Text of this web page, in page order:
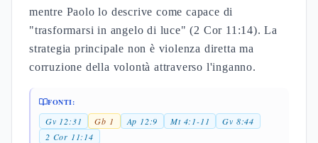
mentre Paolo lo descrive come capace di
"trasformarsi in angelo di luce" (2 Cor 11:14). La
strategia principale non è violenza diretta ma
corruzione della volontà attraverso l'inganno.
FONTI:
Gv 12:31 Gb 1 Ap 12:9 Mt 4:1-11
Gv 8:44
2 Cor 11:14